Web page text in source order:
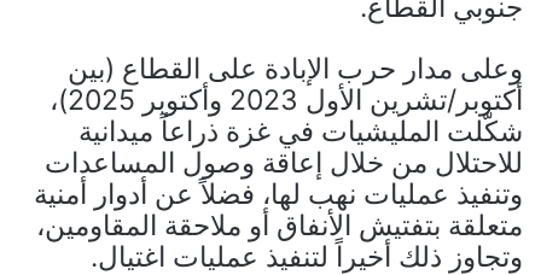
جنوبي القطاع.
وعلى مدار حرب الإبادة على القطاع (بين
أكتوبر/تشرين الأول 2023 وأكتوبر 2025)،
شكّلت المليشيات في غزة ذراعاً ميدانية
للاحتلال من خلال إعاقة وصول المساعدات
وتنفيذ عمليات نهب لها، فضلاً عن أدوار أمنية
متعلقة بتفتيش الأنفاق أو ملاحقة المقاومين،
وتجاوز ذلك أخيراً لتنفيذ عمليات اغتيال.